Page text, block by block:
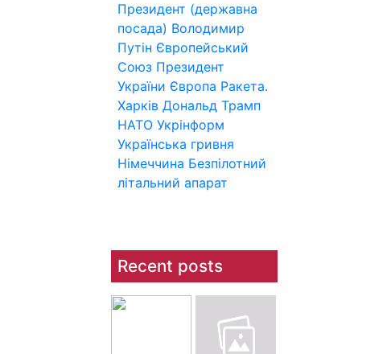
Президент (державна
посада) Володимир
Путін Європейський
Союз Президент
України Європа Ракета.
Харків Дональд Трамп
НАТО Укрінформ
Українська гривня
Німеччина Безпілотний
літальний апарат
Recent posts